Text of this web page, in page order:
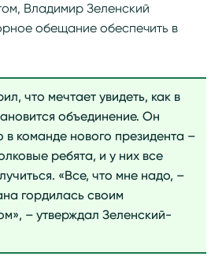
Владимир Зеленский
обещание обеспечить в
что мечтает увидеть, как в
объединение. Он
в команде нового президента –
ребята, и у них все
«Все, что мне надо, –
гордилась своим
– утверждал Зеленский-